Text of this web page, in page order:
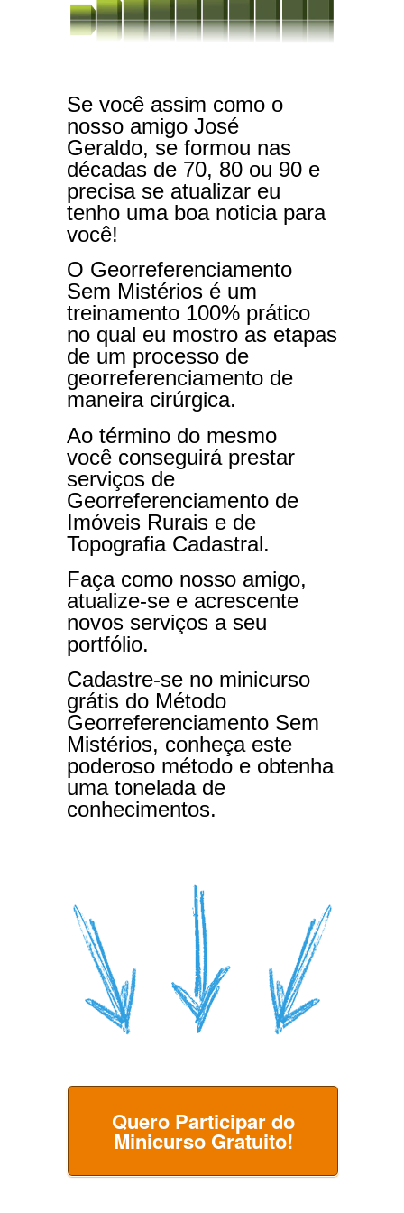
Se você assim como o
nosso amigo José
Geraldo, se formou nas
décadas de 70, 80 ou 90 e
precisa se atualizar eu
tenho uma boa noticia para
você!
O Georreferenciamento
Sem Mistérios é um
treinamento 100% prático
no qual eu mostro as etapas
de um processo de
georreferenciamento de
maneira cirúrgica.
Ao término do mesmo
você conseguirá prestar
serviços de
Georreferenciamento de
Imóveis Rurais e de
Topografia Cadastral.
Faça como nosso amigo,
atualize-se e acrescente
novos serviços a seu
portfólio.
Cadastre-se no minicurso
grátis do Método
Georreferenciamento Sem
Mistérios, conheça este
poderoso método e obtenha
uma tonelada de
conhecimentos.
Quero Participar do
Minicurso Gratuito!